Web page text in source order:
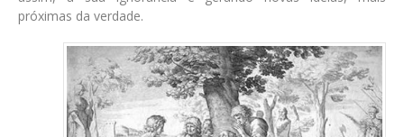
próximas da verdade.